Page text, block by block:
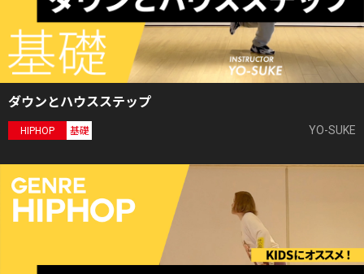
ダウンとハウスステップ
HIPHOP 基礎 YO-SUKE